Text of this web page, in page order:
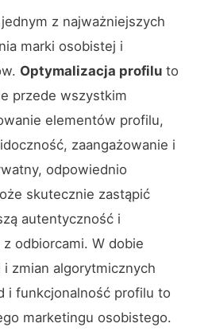
z najważniejszych
marki osobistej i
Optymalizacja profilu to
przede wszystkim
elementów profilu,
zaangażowanie i
odpowiednio
skutecznie zastąpić
autentyczność i
odbiorcami. W dobie
zmian algorytmicznych
i funkcjonalność profilu to
marketingu osobistego.